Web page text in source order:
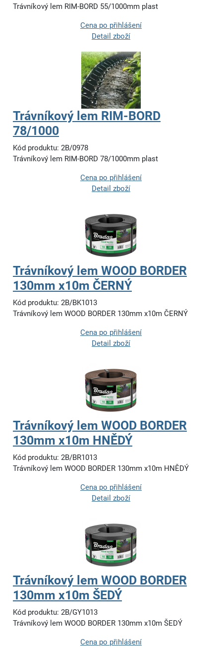
Trávníkový lem RIM-BORD 55/1000mm plast
Cena po přihlášení
Detail zboží
Trávníkový lem RIM-BORD
78/1000
Kód produktu: 2B/0978
Trávníkový lem RIM-BORD 78/1000mm plast
Cena po přihlášení
Detail zboží
Trávníkový lem WOOD BORDER
130mm x10m ČERNÝ
Kód produktu: 2B/BK1013
Trávníkový lem WOOD BORDER 130mm x10m ČERNÝ
Cena po přihlášení
Detail zboží
Trávníkový lem WOOD BORDER
130mm x10m HNĚDÝ
Kód produktu: 2B/BR1013
Trávníkový lem WOOD BORDER 130mm x10m HNĚDÝ
Cena po přihlášení
Detail zboží
Trávníkový lem WOOD BORDER
130mm x10m ŠEDÝ
Kód produktu: 2B/GY1013
Trávníkový lem WOOD BORDER 130mm x10m ŠEDÝ
Cena po přihlášení